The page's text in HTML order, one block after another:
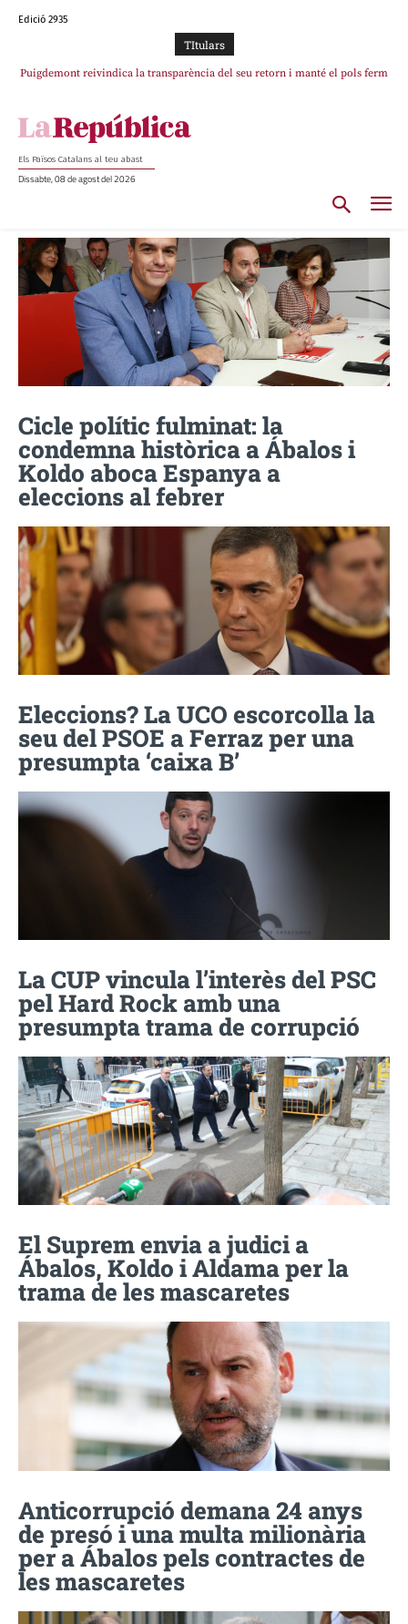
Edició 2935
TItulars
Portugal acusa Espanya de provocar un “efecte crida” massiu per la seva
Els Països Catalans al teu abast
Dissabte, 08 de agost del 2026
Cicle polític fulminat: la
condemna històrica a Ábalos i
Koldo aboca Espanya a
eleccions al febrer
Eleccions? La UCO escorcolla la
seu del PSOE a Ferraz per una
presumpta ‘caixa B’
La CUP vincula l’interès del PSC
pel Hard Rock amb una
presumpta trama de corrupció
El Suprem envia a judici a
Ábalos, Koldo i Aldama per la
trama de les mascaretes
Anticorrupció demana 24 anys
de presó i una multa milionària
per a Ábalos pels contractes de
les mascaretes